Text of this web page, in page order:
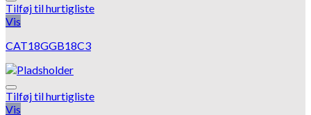
Tilføj til hurtigliste
Vis
CAT18GGB18C3
Tilføj til hurtigliste
Vis